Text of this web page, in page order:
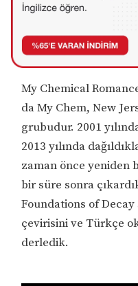
My Chemical
da My Chem, New
grubudur. 2001
2013 yılında
zaman önce yeniden
bir süre sonra
Foundations of Decay
çevirisini ve Türkçe
derledik.